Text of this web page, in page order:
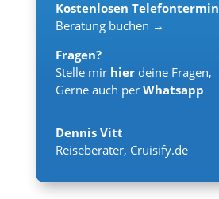
Kostenlosen Telefontermin
Beratung buchen →
Fragen?
Stelle mir hier deine Fragen,
Gerne auch per Whatsapp
Dennis Vitt
Reiseberater, Cruisify.de